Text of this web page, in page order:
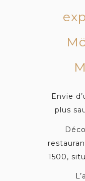
Envie
plus
1500,